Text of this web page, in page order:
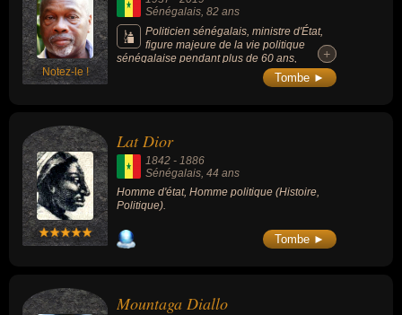
Notez-le !
Sénégalais , 82 ans
Politicien sénégalais, ministre d'État,
figure majeure de la vie politique
sénégalaise pendant plus de 60 ans,
plusieurs fois emprisonné, il s'oppose
successivement aux présidents Léopold
+
+
Tombe ►
Lat Dior
1842 - 1886
Sénégalais, 44 ans
Homme d'état, Homme politique (Histoire,
Politique).
Tombe ►
Mountaga Diallo